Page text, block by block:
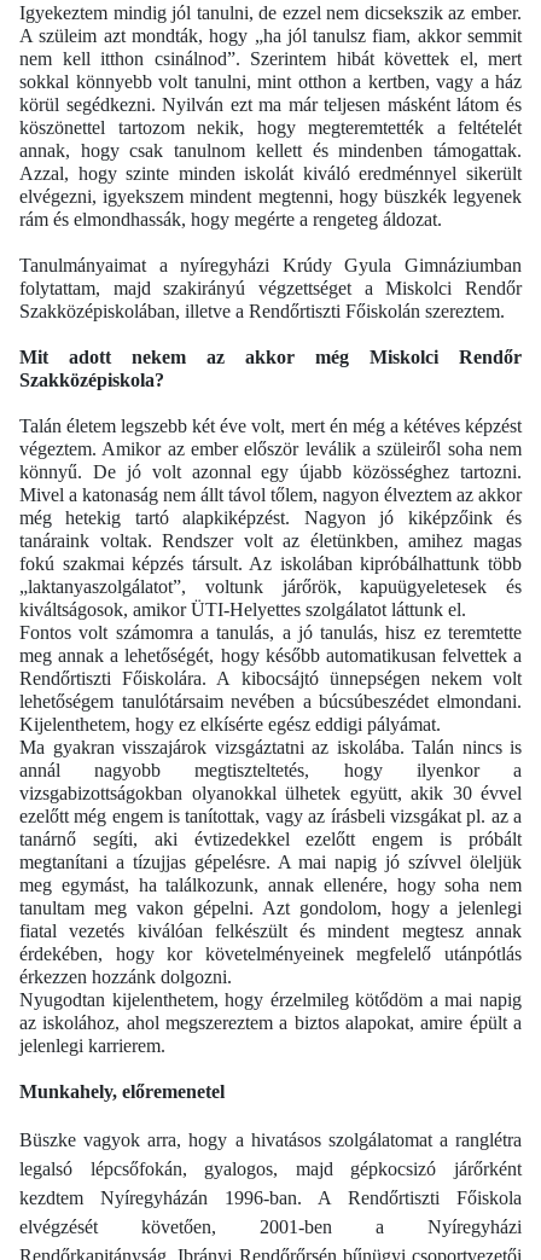
Igyekeztem mindig jól tanulni, de ezzel nem dicsekszik az ember.
A szüleim azt mondták, hogy „ha jól tanulsz fiam, akkor semmit
nem kell itthon csinálnod”. Szerintem hibát követtek el, mert
sokkal könnyebb volt tanulni, mint otthon a kertben, vagy a ház
körül segédkezni. Nyilván ezt ma már teljesen másként látom és
köszönettel tartozom nekik, hogy megteremtették a feltételét
annak, hogy csak tanulnom kellett és mindenben támogattak.
Azzal, hogy szinte minden iskolát kiváló eredménnyel sikerült
elvégezni, igyekszem mindent megtenni, hogy büszkék legyenek
rám és elmondhassák, hogy megérte a rengeteg áldozat.
Tanulmányaimat a nyíregyházi Krúdy Gyula Gimnáziumban
folytattam, majd szakirányú végzettséget a Miskolci Rendőr
Szakközépiskolában, illetve a Rendőrtiszti Főiskolán szereztem.
Mit adott nekem az akkor még Miskolci Rendőr
Szakközépiskola?
Talán életem legszebb két éve volt, mert én még a kétéves képzést
végeztem. Amikor az ember először leválik a szüleiről soha nem
könnyű. De jó volt azonnal egy újabb közösséghez tartozni.
Mivel a katonaság nem állt távol tőlem, nagyon élveztem az akkor
még hetekig tartó alapkiképzést. Nagyon jó kiképzőink és
tanáraink voltak. Rendszer volt az életünkben, amihez magas
fokú szakmai képzés társult. Az iskolában kipróbálhattunk több
„laktanyaszolgálatot”, voltunk járőrök, kapuügyeletesek és
kiváltságosok, amikor ÜTI-Helyettes szolgálatot láttunk el.
Fontos volt számomra a tanulás, a jó tanulás, hisz ez teremtette
meg annak a lehetőségét, hogy később automatikusan felvettek a
Rendőrtiszti Főiskolára. A kibocsájtó ünnepségen nekem volt
lehetőségem tanulótársaim nevében a búcsúbeszédet elmondani.
Kijelenthetem, hogy ez elkísérte egész eddigi pályámat.
Ma gyakran visszajárok vizsgáztatni az iskolába. Talán nincs is
annál nagyobb megtiszteltetés, hogy ilyenkor a
vizsgabizottságokban olyanokkal ülhetek együtt, akik 30 évvel
ezelőtt még engem is tanítottak, vagy az írásbeli vizsgákat pl. az a
tanárnő segíti, aki évtizedekkel ezelőtt engem is próbált
megtanítani a tízujjas gépelésre. A mai napig jó szívvel öleljük
meg egymást, ha találkozunk, annak ellenére, hogy soha nem
tanultam meg vakon gépelni. Azt gondolom, hogy a jelenlegi
fiatal vezetés kiválóan felkészült és mindent megtesz annak
érdekében, hogy kor követelményeinek megfelelő utánpótlás
érkezzen hozzánk dolgozni.
Nyugodtan kijelenthetem, hogy érzelmileg kötődöm a mai napig
az iskolához, ahol megszereztem a biztos alapokat, amire épült a
jelenlegi karrierem.
Munkahely, előremenetel
Büszke vagyok arra, hogy a hivatásos szolgálatomat a ranglétra
legalsó lépcsőfokán, gyalogos, majd gépkocsizó járőrként
kezdtem Nyíregyházán 1996-ban. A Rendőrtiszti Főiskola
elvégzését követően, 2001-ben a Nyíregyházi
Rendőrkapitányság, Ibrányi Rendőrőrsén bűnügyi csoportvezetői